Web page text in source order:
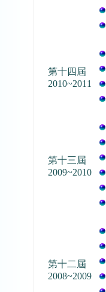
第十四屆
2010~2011
第十三屆
2009~2010
第十二屆
2008~2009